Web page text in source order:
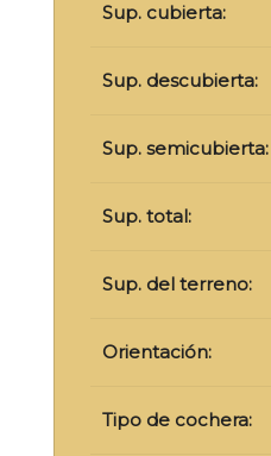
Sup. cubierta:
Sup. descubierta:
Sup. semicubierta:
Sup. total:
Sup. del terreno:
Orientación:
Tipo de cochera: